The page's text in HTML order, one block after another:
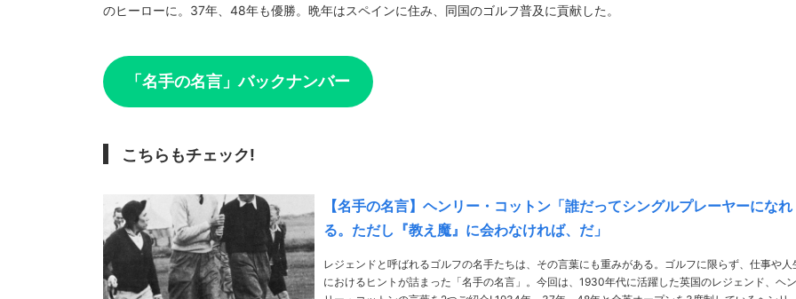
のヒーローに。37年、48年も優勝。晩年はスペインに住み、同国のゴルフ普及に貢献した。
「名手の名言」バックナンバー
こちらもチェック!
【名手の名言】ヘンリー・コットン「誰だってシングルプレーヤーになれ
る。ただし『教え魔』に会わなければ、だ」
レジェンドと呼ばれるゴルフの名手たちは、その言葉にも重みがある。ゴルフに限らず、仕事や人
におけるヒントが詰まった「名手の名言」。今回は、1930年代に活躍した英国のレジェンド、ヘン